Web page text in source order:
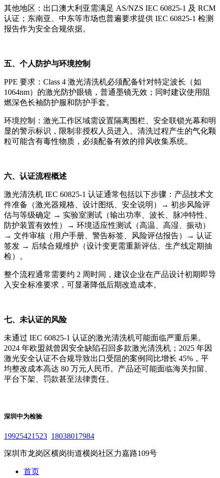
其他地区：出口澳大利亚需满足 AS/NZS IEC 60825-1 及 RCM
认证；东南亚、中东等市场也普遍要求提供 IEC 60825-1 检测
报告作为安全合规依据。
五、个人防护与环境控制
PPE 要求：Class 4 激光清洗机必须配备针对特定波长（如
1064nm）的激光防护眼镜，普通墨镜无效；同时建议使用阻
燃深色长袖防护服和防护手套。
环境控制：激光工作区域需设置隔离围栏、安全联锁光幕和明
显的警示标识，限制非授权人员进入。清洗过程产生的气化颗
粒可能含有毒性物质，必须配备有效的排风收集系统。
六、认证流程概述
激光清洗机 IEC 60825-1 认证通常包括以下步骤：产品技术文
件准备（激光器规格、设计图纸、安全说明）→ 初步风险评
估与等级确定 → 实验室测试（输出功率、波长、脉冲特性、
防护装置有效性）→ 环境适应性测试（高温、高湿、振动）
→ 文件审核（用户手册、警告标签、风险评估报告）→ 认证
签发 → 后续合规维护（设计变更需重新评估、生产线定期抽
检）。
整个流程通常需要约 2 周时间，建议企业在产品设计初期即导
入安全标准要求，可显著降低后期改造成本。
七、未认证的风险
未通过 IEC 60825-1 认证的激光清洗机可能面临严重后果。
2024 年欧盟就曾因安全缺陷召回多款激光清洗机；2025 年因
激光安全认证不合规导致出口受阻的案例同比增长 45%，平
均整改成本高达 80 万元人民币。产品还可能面临海关扣留、
平台下架、罚款甚至法律责任。
深圳中为检验
19925421523 18038017984
深圳市龙岗区横岗街道横岗社区力嘉路109号
首页